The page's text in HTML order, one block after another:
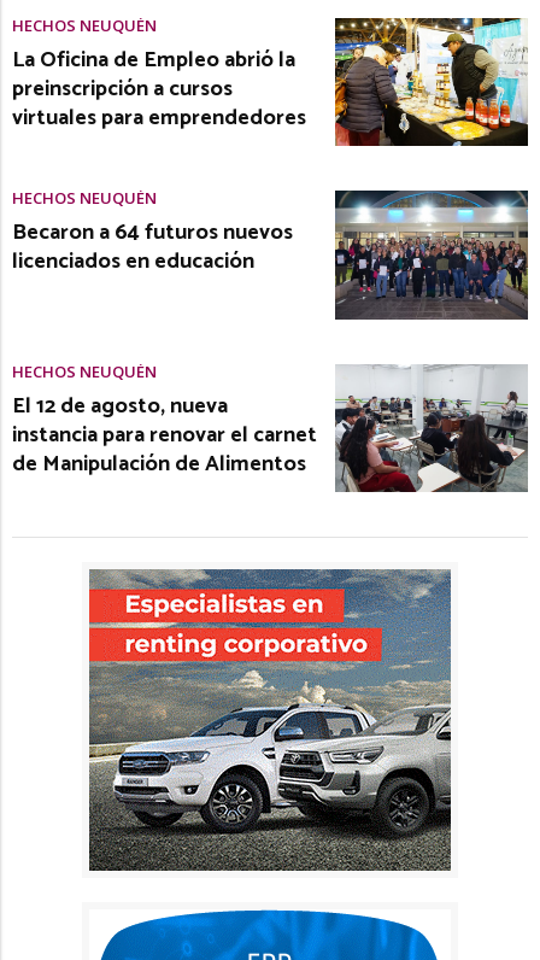
HECHOS NEUQUÉN
La Oficina de Empleo abrió la
preinscripción a cursos
virtuales para emprendedores
HECHOS NEUQUÉN
Becaron a 64 futuros nuevos
licenciados en educación
HECHOS NEUQUÉN
El 12 de agosto, nueva
instancia para renovar el carnet
de Manipulación de Alimentos